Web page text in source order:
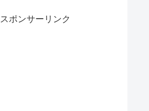
スポンサーリンク